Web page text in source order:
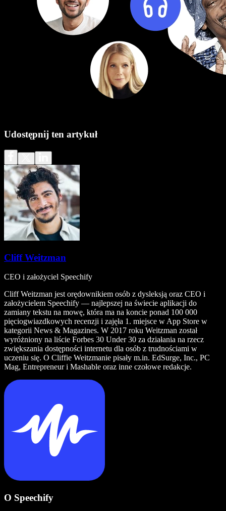
Udostępnij ten artykuł
Cliff Weitzman
CEO i założyciel Speechify
Cliff Weitzman jest orędownikiem osób z dysleksją oraz CEO i
założycielem Speechify — najlepszej na świecie aplikacji do
zamiany tekstu na mowę, która ma na koncie ponad 100 000
pięciogwiazdkowych recenzji i zajęła 1. miejsce w App Store w
kategorii News & Magazines. W 2017 roku Weitzman został
wyróżniony na liście Forbes 30 Under 30 za działania na rzecz
zwiększania dostępności internetu dla osób z trudnościami w
uczeniu się. O Cliffie Weitzmanie pisały m.in. EdSurge, Inc., PC
Mag, Entrepreneur i Mashable oraz inne czołowe redakcje.
O Speechify